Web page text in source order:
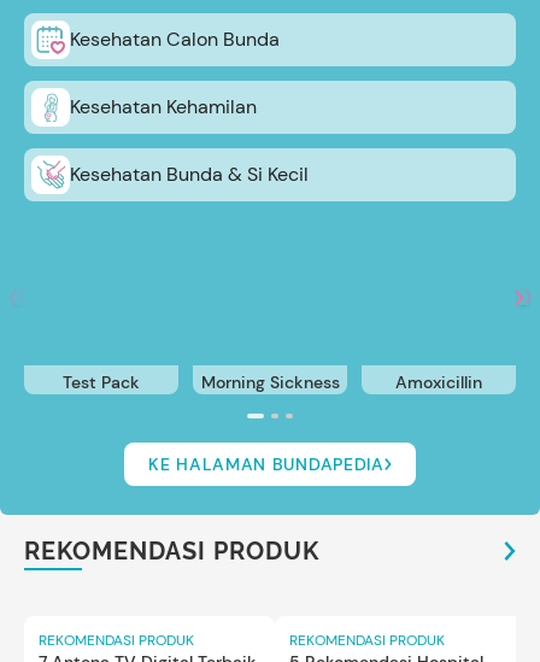
Kesehatan Calon Bunda
Kesehatan Kehamilan
Kesehatan Bunda & Si Kecil
Test Pack Morning Sickness Amoxicillin
KE HALAMAN BUNDAPEDIA
REKOMENDASI PRODUK
REKOMENDASI PRODUK REKOMENDASI PRODUK